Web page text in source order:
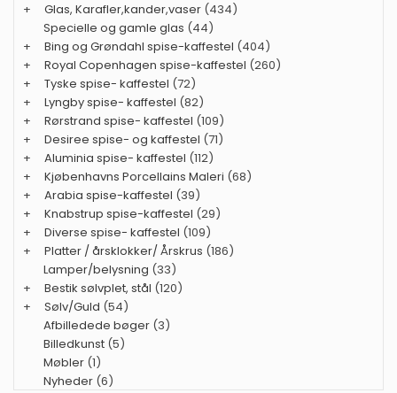
+
Glas, Karafler,kander,vaser (434)
Specielle og gamle glas (44)
+
Bing og Grøndahl spise-kaffestel (404)
+
Royal Copenhagen spise-kaffestel (260)
+
Tyske spise- kaffestel (72)
+
Lyngby spise- kaffestel (82)
+
Rørstrand spise- kaffestel (109)
+
Desiree spise- og kaffestel (71)
+
Aluminia spise- kaffestel (112)
+
Kjøbenhavns Porcellains Maleri (68)
+
Arabia spise-kaffestel (39)
+
Knabstrup spise-kaffestel (29)
+
Diverse spise- kaffestel (109)
+
Platter / årsklokker/ Årskrus (186)
Lamper/belysning (33)
+
Bestik sølvplet, stål (120)
+
Sølv/Guld (54)
Afbilledede bøger (3)
Billedkunst (5)
Møbler (1)
Nyheder (6)